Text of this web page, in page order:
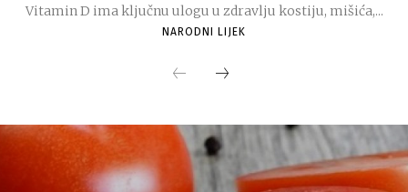
Vitamin D ima ključnu ulogu u zdravlju kostiju, mišića,...
NARODNI LIJEK